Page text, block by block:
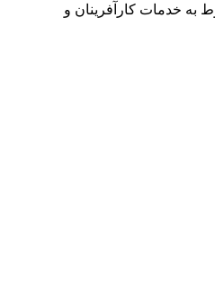
به خدمات کارآفرینان و